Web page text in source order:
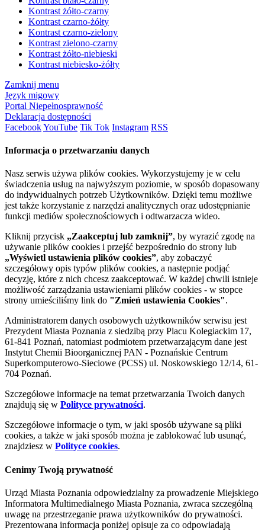
Kontrast żółto-czarny
Kontrast czarno-żółty
Kontrast czarno-zielony
Kontrast zielono-czarny
Kontrast żółto-niebieski
Kontrast niebiesko-żółty
Zamknij menu
Język migowy
Portal Niepełnosprawność
Deklaracja dostępności
FacebookYouTube Tik Tok Instagram RSS
Informacja o przetwarzaniu danych
Nasz serwis używa plików cookies. Wykorzystujemy je w celu
świadczenia usług na najwyższym poziomie, w sposób dopasowany
do indywidualnych potrzeb Użytkowników. Dzięki temu możliwe
jest także korzystanie z narzędzi analitycznych oraz udostępnianie
funkcji mediów społecznościowych i odtwarzacza wideo.
Kliknij przycisk „Zaakceptuj lub zamknij”, by wyrazić zgodę na
używanie plików cookies i przejść bezpośrednio do strony lub
„Wyświetl ustawienia plików cookies”, aby zobaczyć
szczegółowy opis typów plików cookies, a następnie podjąć
decyzję, które z nich chcesz zaakceptować. W każdej chwili istnieje
możliwość zarządzania ustawieniami plików cookies - w stopce
strony umieściliśmy link do "Zmień ustawienia Cookies".
Administratorem danych osobowych użytkowników serwisu jest
Prezydent Miasta Poznania z siedzibą przy Placu Kolegiackim 17,
61-841 Poznań, natomiast podmiotem przetwarzającym dane jest
Instytut Chemii Bioorganicznej PAN - Poznańskie Centrum
Superkomputerowo-Sieciowe (PCSS) ul. Noskowskiego 12/14, 61-
704 Poznań.
Szczegółowe informacje na temat przetwarzania Twoich danych
znajdują się w Polityce prywatności.
Szczegółowe informacje o tym, w jaki sposób używane są pliki
cookies, a także w jaki sposób można je zablokować lub usunąć,
znajdziesz w Polityce cookies.
Cenimy Twoją prywatność
Urząd Miasta Poznania odpowiedzialny za prowadzenie Miejskiego
Informatora Multimedialnego Miasta Poznania, zwraca szczególną
uwagę na przestrzeganie prawa użytkowników do prywatności.
Prezentowana informacja poniżej opisuje za co odpowiadają